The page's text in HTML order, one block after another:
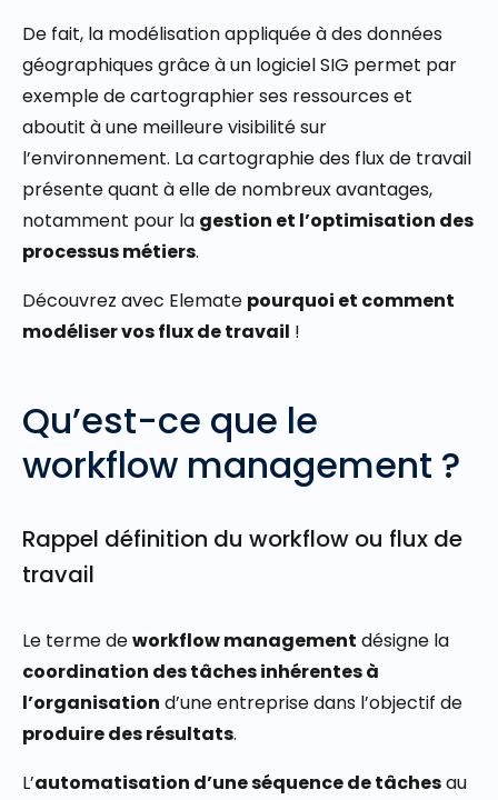
De fait, la modélisation appliquée à des données
géographiques grâce à un logiciel SIG permet par
exemple de cartographier ses ressources et
aboutit à une meilleure visibilité sur
l’environnement. La cartographie des flux de travail
présente quant à elle de nombreux avantages,
notamment pour la gestion et l’optimisation des
processus métiers.
Découvrez avec Elemate pourquoi et comment
modéliser vos flux de travail !
Qu’est-ce que le
workflow management ?
Rappel définition du workflow ou flux de
travail
Le terme deworkflow management désigne la
coordination des tâches inhérentes à
l’organisation d’une entreprise dans l’objectif de
produire des résultats.
L’automatisation d’une séquence de tâchesau